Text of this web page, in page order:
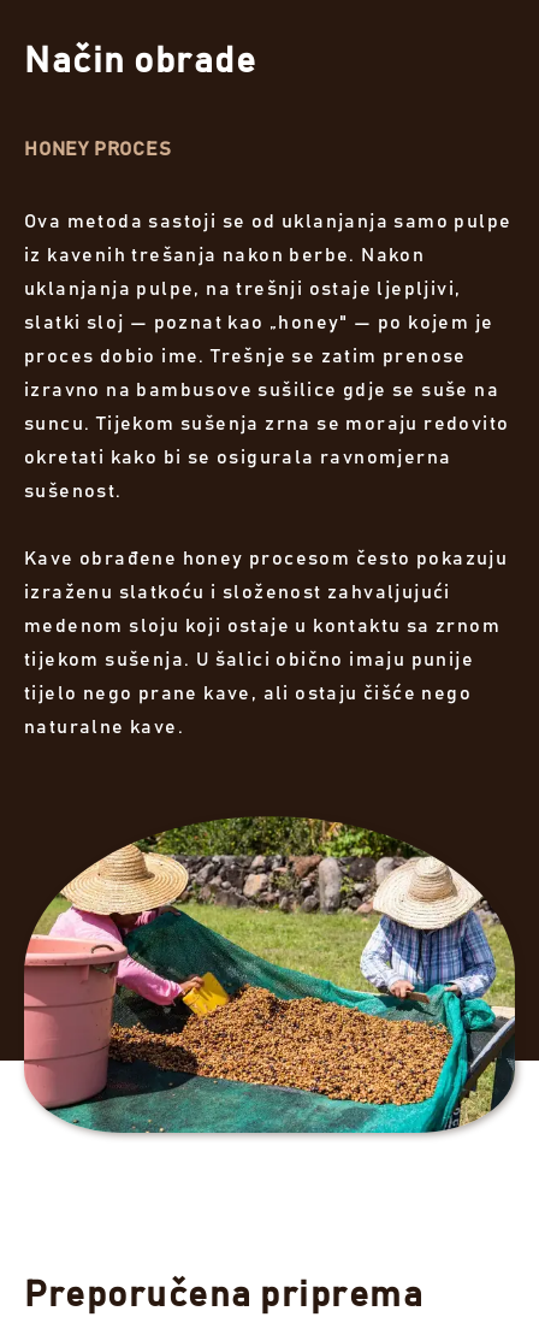
Način obrade
HONEY PROCES
Ova metoda sastoji se od uklanjanja samo pulpe
iz kavenih trešanja nakon berbe. Nakon
uklanjanja pulpe, na trešnji ostaje ljepljivi,
slatki sloj — poznat kao „honey" — po kojem je
proces dobio ime. Trešnje se zatim prenose
izravno na bambusove sušilice gdje se suše na
suncu. Tijekom sušenja zrna se moraju redovito
okretati kako bi se osigurala ravnomjerna
sušenost.
Kave obrađene honey procesom često pokazuju
izraženu slatkoću i složenost zahvaljujući
medenom sloju koji ostaje u kontaktu sa zrnom
tijekom sušenja. U šalici obično imaju punije
tijelo nego prane kave, ali ostaju čišće nego
naturalne kave.
Preporučena priprema